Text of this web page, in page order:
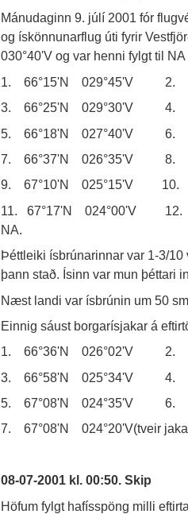
Mánudaginn 9. júlí 2001 fór
og ískönnunarflug úti fyrir
030°40'V og var henni fylgt til
1. 66°15'N 029°45'V 2.
3. 66°25'N 029°30'V 4.
5. 66°18'N 027°40'V 6.
7. 66°37'N 026°35'V 8.
9. 67°10'N 025°15'V 10.
11. 67°17'N 024°00'V 12.
NA.
Þéttleiki ísbrúnarinnar var 1-3/10
þann stað. Ísinn var mun þéttari
Næst landi var ísbrúnin um 50
Einnig sáust borgarísjakar á
1. 66°36'N 026°02'V 2.
3. 66°58'N 025°34'V 4.
5. 67°08'N 024°35'V 6.
7. 67°08'N 024°20'V(tveir
08-07-2001 kl. 00:50. Skip
Höfum fylgt hafísspöng milli